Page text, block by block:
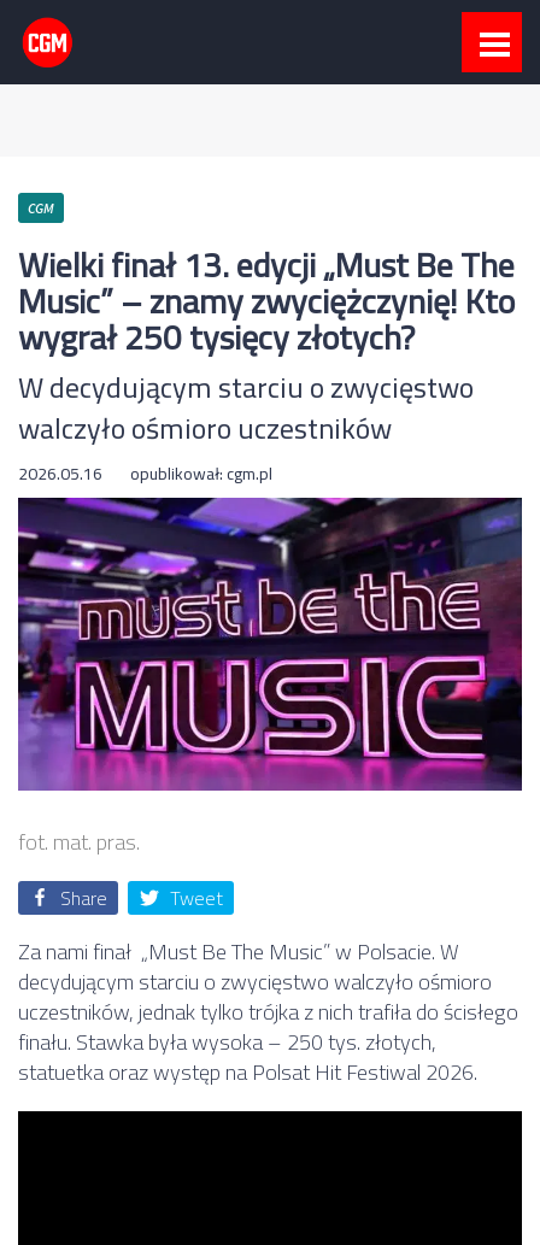
CGM
Wielki finał 13. edycji „Must Be The
Music” – znamy zwyciężczynię! Kto
wygrał 250 tysięcy złotych?
W decydującym starciu o zwycięstwo
walczyło ośmioro uczestników
2026.05.16 opublikował:cgm.pl
fot. mat. pras.
Share Tweet
Za nami finał „Must Be The Music” w Polsacie. W
decydującym starciu o zwycięstwo walczyło ośmioro
uczestników, jednak tylko trójka z nich trafiła do ścisłego
finału. Stawka była wysoka – 250 tys. złotych,
statuetka oraz występ na Polsat Hit Festiwal 2026.